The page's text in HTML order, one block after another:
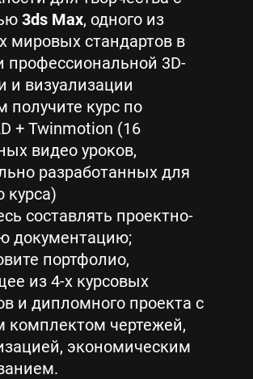
3ds Max, одного из
мировых стандартов в
профессиональной 3D-
и визуализации
получите курс по
+ Twinmotion (16
видео уроков,
разработанных для
курса)
составлять проектно-
документацию;
портфолио,
из 4-х курсовых
и дипломного проекта с
комплектом чертежей,
экономическим